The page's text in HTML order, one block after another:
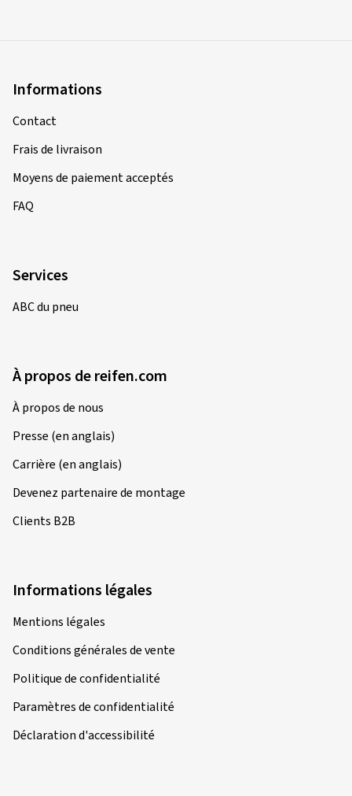
Informations
Contact
Frais de livraison
Moyens de paiement acceptés
FAQ
Services
ABC du pneu
À propos de reifen.com
À propos de nous
Presse (en anglais)
Carrière (en anglais)
Devenez partenaire de montage
Clients B2B
Informations légales
Mentions légales
Conditions générales de vente
Politique de confidentialité
Paramètres de confidentialité
Déclaration d'accessibilité